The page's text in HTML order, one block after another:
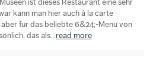
ist dieses Restaurant eine sehr
kann man hier auch à la carte
für das beliebte 6&24;-Menü von
das als... read more